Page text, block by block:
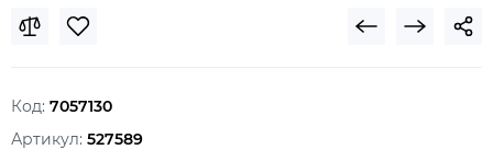
Код: 7057130
Артикул: 527589